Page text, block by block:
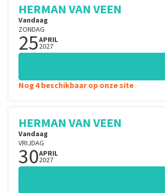
HERMAN VAN VEEN
Vandaag
ZONDAG
25APRIL
2027
Nog 4 beschikbaar op onze site
HERMAN VAN VEEN
Vandaag
VRIJDAG
30APRIL
2027